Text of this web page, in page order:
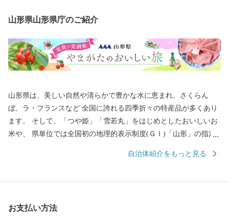
山形県山形県庁のご紹介
山形県は、美しい自然や清らかで豊かな水に恵まれ、さくらん
ぼ、ラ・フランスなど 全国に誇れる四季折々の特産品が多くあり
ます。 そして、「つや姫」「雪若丸」をはじめとしたおいしいお
米や、 県単位では全国初の地理的表示制度(ＧＩ)「山形」の指定
しい逸品も自慢です。 また、最上川舟運によって伝えられた上方
も目白押しです。 そんな山形県への旅を一層豊かなものにするの
自治体紹介をもっと見る
お支払い方法